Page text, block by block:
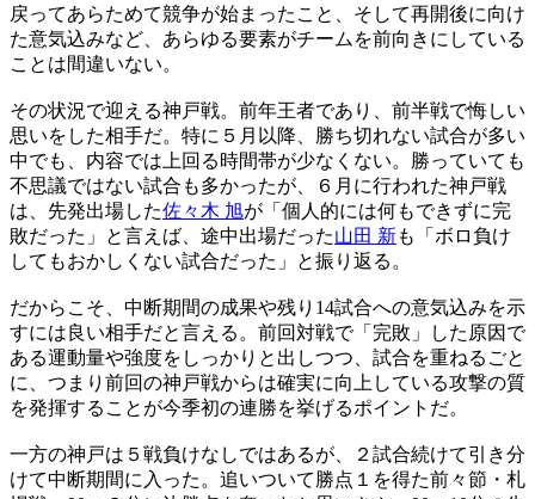
戻ってあらためて競争が始まったこと、そして再開後に向け
た意気込みなど、あらゆる要素がチームを前向きにしている
ことは間違いない。
その状況で迎える神戸戦。前年王者であり、前半戦で悔しい
思いをした相手だ。特に５月以降、勝ち切れない試合が多い
中でも、内容では上回る時間帯が少なくない。勝っていても
不思議ではない試合も多かったが、６月に行われた神戸戦
は、先発出場した佐々木 旭が「個人的には何もできずに完
敗だった」と言えば、途中出場だった山田 新も「ボロ負け
してもおかしくない試合だった」と振り返る。
だからこそ、中断期間の成果や残り14試合への意気込みを示
すには良い相手だと言える。前回対戦で「完敗」した原因で
ある運動量や強度をしっかりと出しつつ、試合を重ねるごと
に、つまり前回の神戸戦からは確実に向上している攻撃の質
を発揮することが今季初の連勝を挙げるポイントだ。
一方の神戸は５戦負けなしではあるが、２試合続けて引き分
けて中断期間に入った。追いついて勝点１を得た前々節・札